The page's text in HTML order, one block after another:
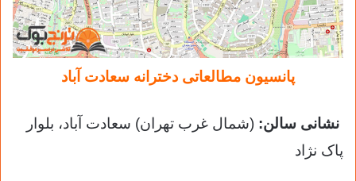
پانسیون مطالعاتی دخترانه سعادت آباد
نشانی سالن: (شمال غرب تهران) سعادت آباد، بلوار
پاک نژاد